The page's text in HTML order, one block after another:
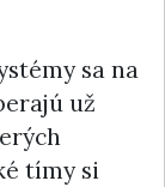
sa na
už
tímy si